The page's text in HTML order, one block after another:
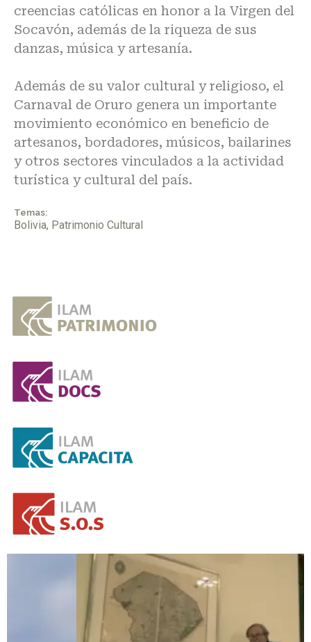
creencias católicas en honor a la Virgen del
Socavón, además de la riqueza de sus
danzas, música y artesanía.
Además de su valor cultural y religioso, el
Carnaval de Oruro genera un importante
movimiento económico en beneficio de
artesanos, bordadores, músicos, bailarines
y otros sectores vinculados a la actividad
turística y cultural del país.
Temas:
Bolivia, Patrimonio Cultural